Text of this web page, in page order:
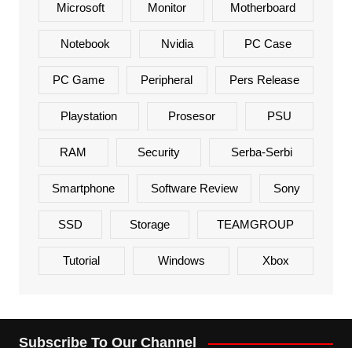
Microsoft Monitor Motherboard
Notebook Nvidia PC Case
PC Game Peripheral Pers Release
Playstation Prosesor PSU
RAM Security Serba-Serbi
Smartphone Software Review Sony
SSD Storage TEAMGROUP
Tutorial Windows Xbox
Subscribe To Our Channel